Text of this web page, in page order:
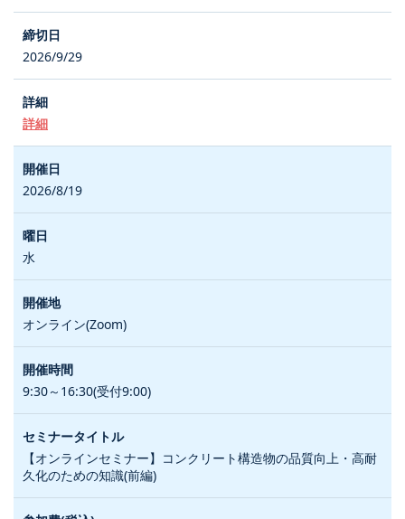
2026/9/29
詳細
2026/8/19
水
オンライン(Zoom)
9:30～16:30(受付9:00)
【オンラインセミナー】コンクリート構造物の品質向上・高耐
久化のための知識(前編)